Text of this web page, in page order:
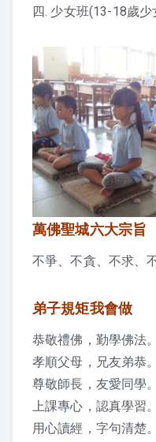
2018 懷少節
2017 活動
2016 活動
2015 活動
夏令營
2019 花蓮
2018 活動照
2017 夏令營
2017 夏令
2016 夏令營
四. 少女班(13-18歲少
萬佛聖城六大宗旨
不爭、不貪、不求、
弟子規矩我會做
恭敬禮佛，勤學佛法。
孝順父母，兄友弟恭。
尊敬師長，友愛同學。
上課專心，認真學習。
用心讀經，字句清楚。